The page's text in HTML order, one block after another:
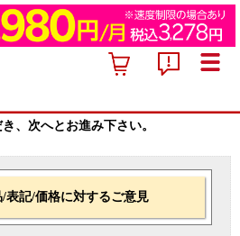
、次へとお進み下さい。
表記/価格に対するご意見